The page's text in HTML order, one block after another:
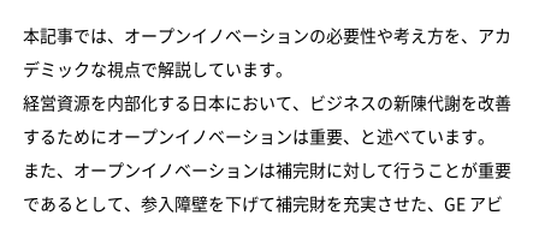
本記事では、オープンイノベーションの必要性や考え方を、アカ
デミックな視点で解説しています。
経営資源を内部化する日本において、ビジネスの新陳代謝を改善
するためにオープンイノベーションは重要、と述べています。
また、オープンイノベーションは補完財に対して行うことが重要
であるとして、参入障壁を下げて補完財を充実させた、GE アビ